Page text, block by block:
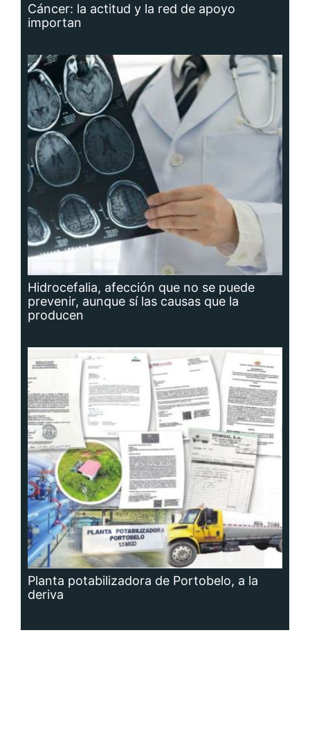
Cáncer: la actitud y la red de apoyo
importan
Hidrocefalia, afección que no se puede
prevenir, aunque sí las causas que la
producen
Planta potabilizadora de Portobelo, a la
deriva